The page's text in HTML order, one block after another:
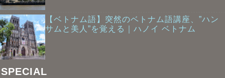
【ベトナム語】突然のベトナム語講座、”ハン
サムと美人”を覚える｜ハノイ ベトナム
SPECIAL